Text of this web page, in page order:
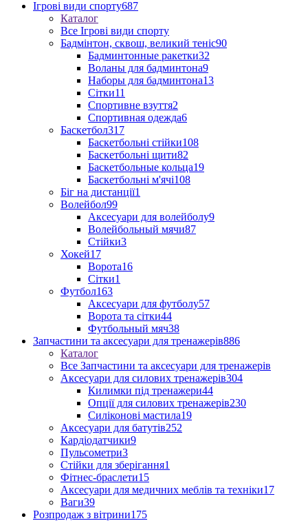
Ігрові види спорту687
Каталог
Все Ігрові види спорту
Бадмінтон, сквош, великий теніс90
Бадминтонные ракетки32
Воланы для бадминтона9
Наборы для бадминтона13
Сітки11
Спортивне взуття2
Спортивная одежда6
Баскетбол317
Баскетбольні стійки108
Баскетбольні щити82
Баскетбольные кольца19
Баскетбольні м'ячі108
Біг на дистанції1
Волейбол99
Аксесуари для волейболу9
Волейбольный мячи87
Стійки3
Хокей17
Ворота16
Сітки1
Футбол163
Аксесуари для футболу57
Ворота та сітки44
Футбольный мяч38
Запчастини та аксесуари для тренажерів886
Каталог
Все Запчастини та аксесуари для тренажерів
Аксесуари для силових тренажерів304
Килимки під тренажери44
Опції для силових тренажерів230
Силіконові мастила19
Аксесуари для батутів252
Кардіодатчики9
Пульсометри3
Стійки для зберігання1
Фітнес-браслети15
Аксесуари для медичних меблів та техніки17
Ваги39
Розпродаж з вітрини175